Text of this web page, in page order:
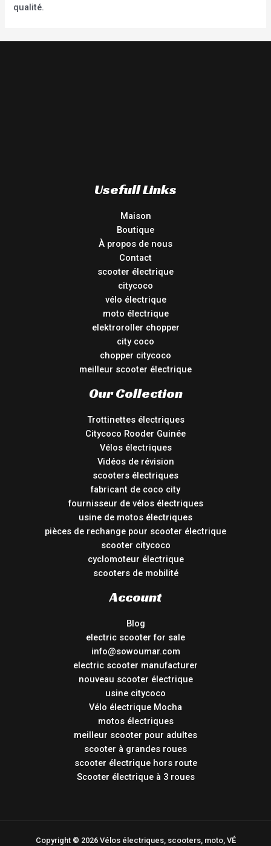
qualité.
Usefull Links
Maison
Boutique
À propos de nous
Contact
scooter électrique
citycoco
vélo électrique
moto électrique
elektroroller chopper
city coco
chopper citycoco
meilleur scooter électrique
Our Collection
Trottinettes électriques
Citycoco Rooder Guinée
Vélos électriques
Vidéos de révision
scooters électriques
fabricant de coco city
fournisseur de vélos électriques
usine de motos électriques
pièces de rechange pour scooter électrique
scooter citycoco
cyclomoteur électrique
scooters de mobilité
Account
Blog
electric scooter for sale
info@sowoumar.com
electric scooter manufacturer
nouveau scooter électrique
usine citycoco
Vélo électrique Mocha
motos électriques
meilleur scooter pour adultes
scooter à grandes roues
scooter électrique hors route
Scooter électrique à 3 roues
Copyright © 2026 Vélos électriques, scooters, moto, VÉ